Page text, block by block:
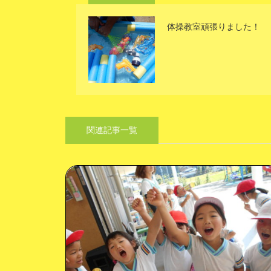
体操教室頑張りました！
関連記事一覧